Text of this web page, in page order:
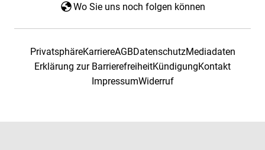
Wo Sie uns noch folgen können
PrivatsphäreKarriereAGBDatenschutzMediadaten
Erklärung zur BarrierefreiheitKündigungKontakt
ImpressumWiderruf